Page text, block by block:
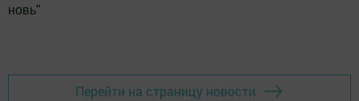
новь"
Перейти на страницу новости